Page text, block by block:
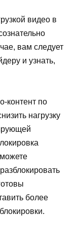
видео в
вам следует
и узнать,
контент по
нагрузку
более